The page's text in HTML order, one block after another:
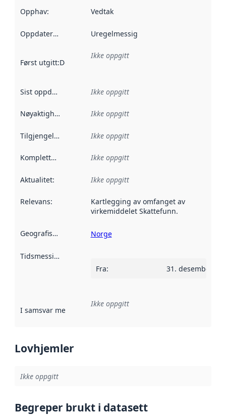
Opphav: Vedtak
Oppdateringsfrekvens :
Uregelmessig
Først utgitt:Denne datoen sier når dataene i dette
Ikke oppgitt
Sist oppdatert Ikke oppgitt
Nøyaktighet Ikke oppgitt
Tilgjengelighet Ikke oppgitt
Kompletthet Ikke oppgitt
Aktualitet: Ikke oppgitt
Relevans:
Kartlegging av omfanget av
virkemiddelet Skattefunn.
Geografisk avgrensning :
Norge
Tidsmessig avgrensning
Fra: 31. desember
I samsvar med Referanse til en implementasjonsregel
Ikke oppgitt
Lovhjemler
Ikke oppgitt
Begreper brukt i datasett